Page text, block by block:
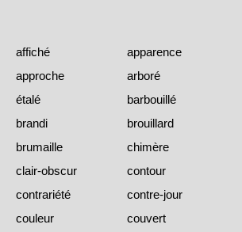
affiché
apparence
approche
arboré
étalé
barbouillé
brandi
brouillard
brumaille
chimère
clair-obscur
contour
contrariété
contre-jour
couleur
couvert